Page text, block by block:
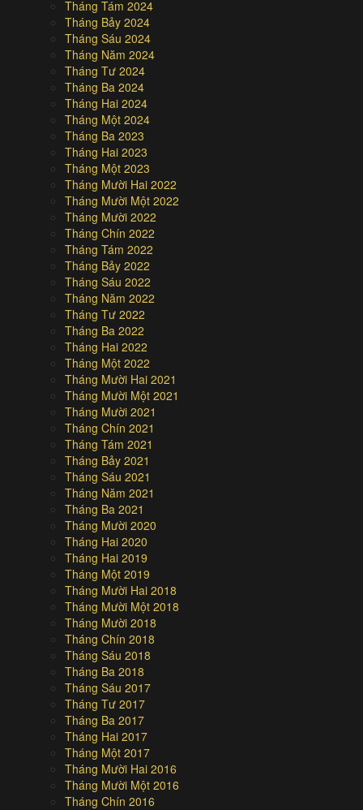
Tháng Tám 2024
Tháng Bảy 2024
Tháng Sáu 2024
Tháng Năm 2024
Tháng Tư 2024
Tháng Ba 2024
Tháng Hai 2024
Tháng Một 2024
Tháng Ba 2023
Tháng Hai 2023
Tháng Một 2023
Tháng Mười Hai 2022
Tháng Mười Một 2022
Tháng Mười 2022
Tháng Chín 2022
Tháng Tám 2022
Tháng Bảy 2022
Tháng Sáu 2022
Tháng Năm 2022
Tháng Tư 2022
Tháng Ba 2022
Tháng Hai 2022
Tháng Một 2022
Tháng Mười Hai 2021
Tháng Mười Một 2021
Tháng Mười 2021
Tháng Chín 2021
Tháng Tám 2021
Tháng Bảy 2021
Tháng Sáu 2021
Tháng Năm 2021
Tháng Ba 2021
Tháng Mười 2020
Tháng Hai 2020
Tháng Hai 2019
Tháng Một 2019
Tháng Mười Hai 2018
Tháng Mười Một 2018
Tháng Mười 2018
Tháng Chín 2018
Tháng Sáu 2018
Tháng Ba 2018
Tháng Sáu 2017
Tháng Tư 2017
Tháng Ba 2017
Tháng Hai 2017
Tháng Một 2017
Tháng Mười Hai 2016
Tháng Mười Một 2016
Tháng Chín 2016